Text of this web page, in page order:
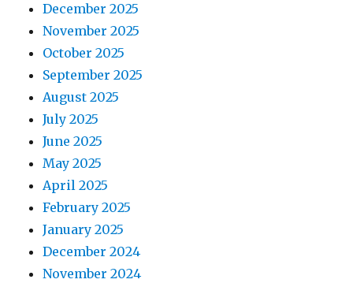
December 2025
November 2025
October 2025
September 2025
August 2025
July 2025
June 2025
May 2025
April 2025
February 2025
January 2025
December 2024
November 2024